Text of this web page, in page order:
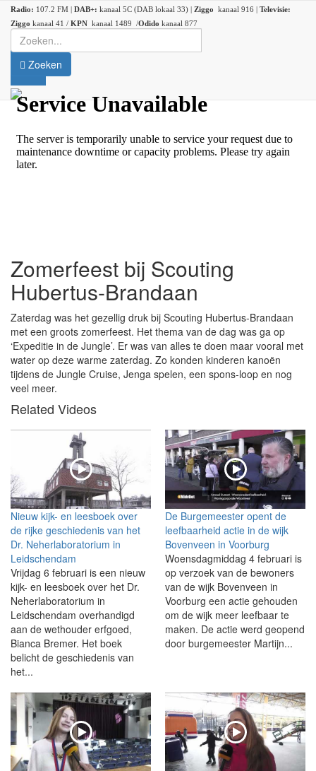
Radio: 107.2 FM | DAB+: kanaal 5C (DAB lokaal 33) | Ziggo kanaal 916 | Televisie:
Ziggo kanaal 41 / KPN kanaal 1489 /Odido kanaal 877
Zoeken
Zomerfeest bij Scouting
Hubertus-Brandaan
Zaterdag was het gezellig druk bij Scouting Hubertus-Brandaan
met een groots zomerfeest. Het thema van de dag was ga op
‘Expeditie in de Jungle’. Er was van alles te doen maar vooral met
water op deze warme zaterdag. Zo konden kinderen kanoën
tijdens de Jungle Cruise, Jenga spelen, een spons-loop en nog
veel meer.
Related Videos
Nieuw kijk- en leesboek over
de rijke geschiedenis van het
Dr. Neherlaboratorium in
Leidschendam
Vrijdag 6 februari is een nieuw
kijk- en leesboek over het Dr.
Neherlaboratorium in
Leidschendam overhandigd
aan de wethouder erfgoed,
Bianca Bremer. Het boek
belicht de geschiedenis van
het...
De Burgemeester opent de
leefbaarheid actie in de wijk
Bovenveen in Voorburg
Woensdagmiddag 4 februari is
op verzoek van de bewoners
van de wijk Bovenveen in
Voorburg een actie gehouden
om de wijk meer leefbaar te
maken. De actie werd geopend
door burgemeester Martijn...